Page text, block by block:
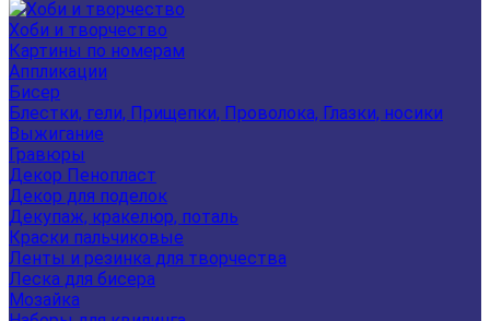
Хоби и творчество
Картины по номерам
Аппликации
Бисер
Блестки, гели, Прищепки, Проволока, Глазки, носики
Выжигание
Гравюры
Декор Пенопласт
Декор для поделок
Декупаж, кракелюр, поталь
Краски пальчиковые
Ленты и резинка для творчества
Леска для бисера
Мозайка